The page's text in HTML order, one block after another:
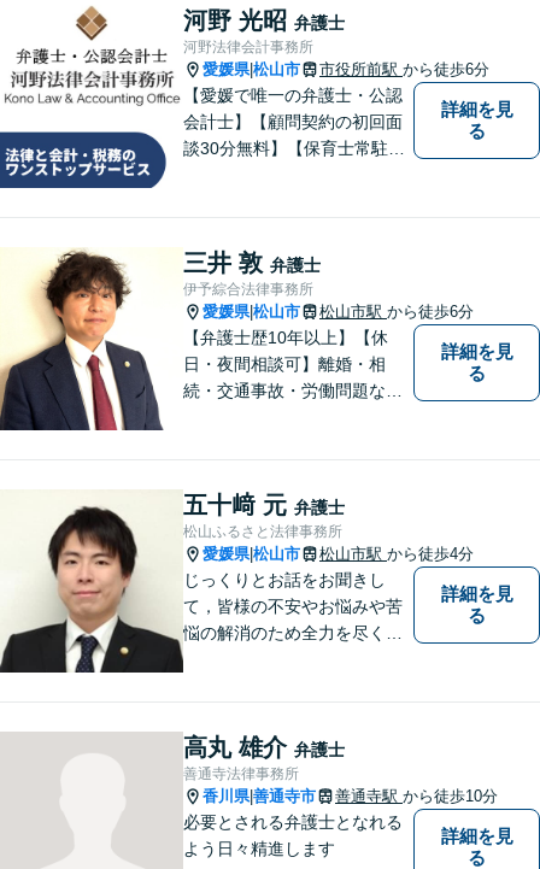
河野 光昭 弁護士
河野法律会計事務所
愛媛県|松山市 市役所前駅 から徒歩6分
【愛媛で唯一の弁護士・公認
会計士】【顧問契約の初回面
談30分無料】【保育士常駐】
せください。
詳細を見
る
三井 敦 弁護士
伊予綜合法律事務所
愛媛県|松山市 松山市駅 から徒歩6分
【弁護士歴10年以上】【休
日・夜間相談可】離婚・相
続・交通事故・労働問題など
指します【オンライン相談
可】【松山市駅徒歩8分】
詳細を見
る
五十﨑 元 弁護士
松山ふるさと法律事務所
愛媛県|松山市 松山市駅 から徒歩4分
じっくりとお話をお聞きし
て，皆様の不安やお悩みや苦
悩の解消のため全力を尽くし
詳細を見
る
高丸 雄介 弁護士
善通寺法律事務所
香川県|善通寺市 善通寺駅 から徒歩10分
必要とされる弁護士となれる
よう日々精進します
詳細を見
る